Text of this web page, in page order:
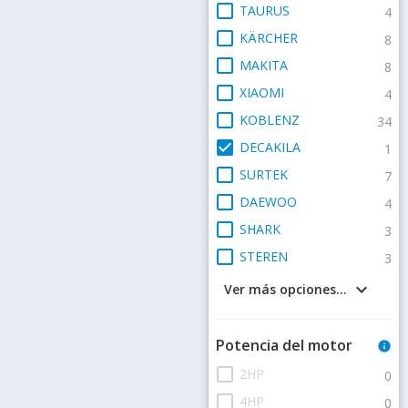
check_box_outline_blank TAURUS 4
check_box_outline_blank KÄRCHER 8
check_box_outline_blank MAKITA 8
check_box_outline_blank XIAOMI 4
check_box_outline_blank KOBLENZ 34
check_box DECAKILA 1
check_box_outline_blank SURTEK 7
check_box_outline_blank DAEWOO 4
check_box_outline_blank SHARK 3
check_box_outline_blank STEREN 3
keyboard_arrow_down
Ver más opciones...
Potencia del motor info
check_box_outline_blank 2HP 0
check_box_outline_blank 4HP 0